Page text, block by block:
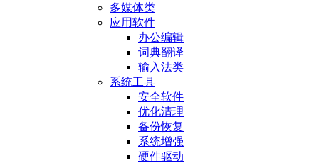
多媒体类
应用软件
办公编辑
词典翻译
输入法类
系统工具
安全软件
优化清理
备份恢复
系统增强
硬件驱动